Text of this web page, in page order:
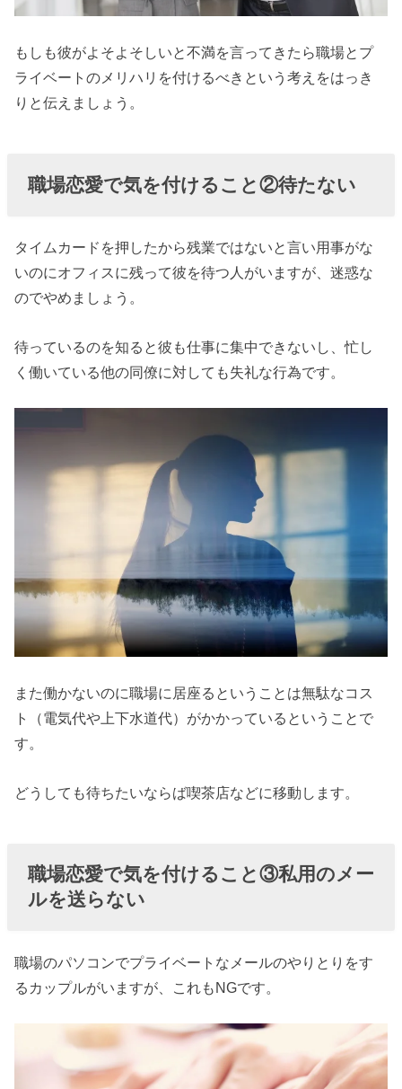
を付けること
⑦別れるとき
もしも彼がよそよそしいと不満を言ってきたら職場とプ
ライベートのメリハリを付けるべきという考えをはっき
りと伝えましょう。
職場恋愛で気を付けること②待たない
タイムカードを押したから残業ではないと言い用事がな
いのにオフィスに残って彼を待つ人がいますが、迷惑な
のでやめましょう。
待っているのを知ると彼も仕事に集中できないし、忙し
く働いている他の同僚に対しても失礼な行為です。
また働かないのに職場に居座るということは無駄なコス
ト（電気代や上下水道代）がかかっているということで
す。
どうしても待ちたいならば喫茶店などに移動します。
職場恋愛で気を付けること③私用のメー
ルを送らない
職場のパソコンでプライベートなメールのやりとりをす
るカップルがいますが、これもNGです。